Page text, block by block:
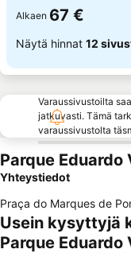
Alkaen 67 €
Näytä hinnat 12
Varaussivustoilta
jatkuvasti. Tämä
varaussivustolta
Parque
Yhteystiedot
Praça do Marques de
Usein kysyttyjä
Parque Eduardo